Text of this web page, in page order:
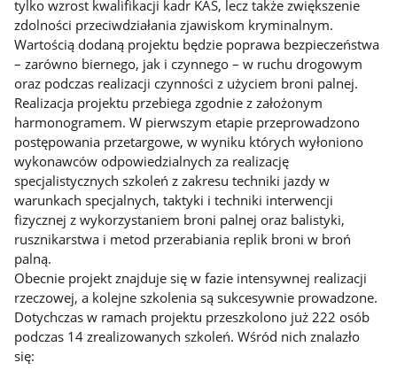
tylko wzrost kwalifikacji kadr KAS, lecz także zwiększenie
zdolności przeciwdziałania zjawiskom kryminalnym.
Wartością dodaną projektu będzie poprawa bezpieczeństwa
– zarówno biernego, jak i czynnego – w ruchu drogowym
oraz podczas realizacji czynności z użyciem broni palnej.
Realizacja projektu przebiega zgodnie z założonym
harmonogramem. W pierwszym etapie przeprowadzono
postępowania przetargowe, w wyniku których wyłoniono
wykonawców odpowiedzialnych za realizację
specjalistycznych szkoleń z zakresu techniki jazdy w
warunkach specjalnych, taktyki i techniki interwencji
fizycznej z wykorzystaniem broni palnej oraz balistyki,
rusznikarstwa i metod przerabiania replik broni w broń
palną.
Obecnie projekt znajduje się w fazie intensywnej realizacji
rzeczowej, a kolejne szkolenia są sukcesywnie prowadzone.
Dotychczas w ramach projektu przeszkolono już 222 osób
podczas 14 zrealizowanych szkoleń. Wśród nich znalazło
się: